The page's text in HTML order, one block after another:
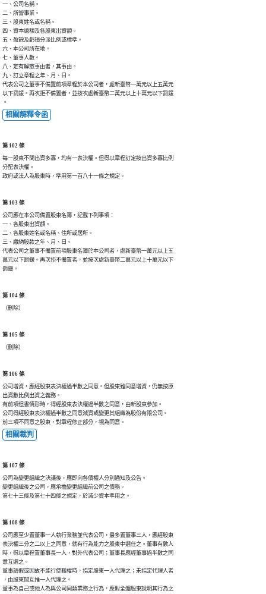
一、公司名稱。
二、所營事業。
三、股東姓名或名稱。
四、資本總額及各股東出資額。
五、盈餘及虧損分派比例或標準。
六、本公司所在地。
七、董事人數。
八、定有解散事由者，其事由。
九、訂立章程之年、月、日。
代表公司之董事不備置前項章程於本公司者，處新臺幣一萬元以上五萬元
以下罰鍰。再次拒不備置者，並按次處新臺幣二萬元以上十萬元以下罰鍰
。
相關解釋令函
第 102 條
每一股東不問出資多寡，均有一表決權。但得以章程訂定按出資多寡比例
分配表決權。
政府或法人為股東時，準用第一百八十一條之規定。
第 103 條
公司應在本公司備置股東名簿，記載下列事項：
一、各股東出資額。
二、各股東姓名或名稱、住所或居所。
三、繳納股款之年、月、日。
代表公司之董事不備置前項股東名簿於本公司者，處新臺幣一萬元以上五
萬元以下罰鍰。再次拒不備置者，並按次處新臺幣二萬元以上十萬元以下
罰鍰。
第 104 條
（刪除）
第 105 條
（刪除）
第 106 條
公司增資，應經股東表決權過半數之同意。但股東雖同意增資，仍無按原
出資數比例出資之義務。
有前項但書情形時，得經股東表決權過半數之同意，由新股東參加。
公司得經股東表決權過半數之同意減資或變更其組織為股份有限公司。
前三項不同意之股東，對章程修正部分，視為同意。
相關裁判
第 107 條
公司為變更組織之決議後，應即向各債權人分別通知及公告。
變更組織後之公司，應承擔變更組織前公司之債務。
第七十三條及第七十四條之規定，於減少資本準用之。
第 108 條
公司應至少置董事一人執行業務並代表公司，最多置董事三人，應經股東
表決權三分之二以上之同意，就有行為能力之股東中選任之。董事有數人
時，得以章程置董事長一人，對外代表公司；董事長應經董事過半數之同
意互選之。
董事請假或因故不能行使職權時，指定股東一人代理之；未指定代理人者
，由股東間互推一人代理之。
董事為自己或他人為與公司同類業務之行為，應對全體股東說明其行為之